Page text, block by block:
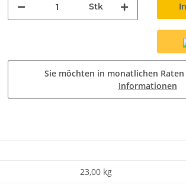
Stk
Sie möchten in monatlichen Raten
Informationen
23,00 kg